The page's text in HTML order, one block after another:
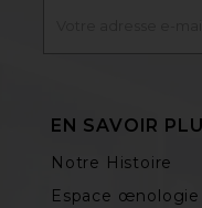
EN SAVOIR
Notre Histoire
Espace œnologie